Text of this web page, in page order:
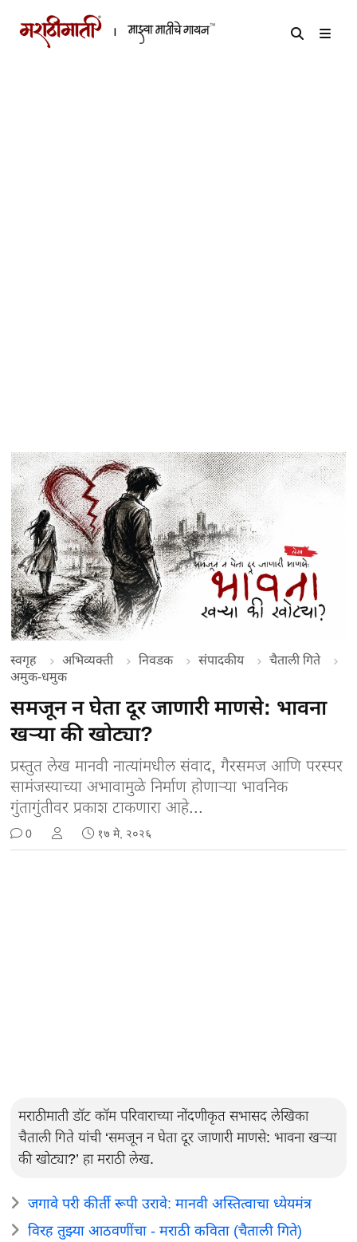
स्वगृह अभिव्यक्ती निवडक संपादकीय
चैताली गिते
अमुक-धमुक
समजून न घेता दूर जाणारी माणसे: भावना
खऱ्या की खोट्या?
प्रस्तुत लेख मानवी नात्यांमधील संवाद, गैरसमज आणि परस्पर
सामंजस्याच्या अभावामुळे निर्माण होणाऱ्या भावनिक
गुंतागुंतीवर प्रकाश टाकणारा आहे...
0 १७ मे, २०२६
मराठीमाती डॉट कॉम परिवाराच्या नोंदणीकृत सभासद लेखिका
चैताली गिते यांची ‘समजून न घेता दूर जाणारी माणसे: भावना खऱ्या
की खोट्या?’ हा मराठी लेख.
जगावे परी कीर्ती रूपी उरावे: मानवी अस्तित्वाचा ध्येयमंत्र
विरह तुझ्या आठवणींचा - मराठी कविता (चैताली गिते)